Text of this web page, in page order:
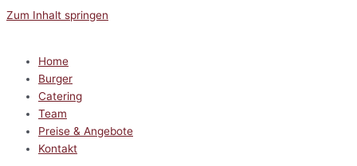
Zum Inhalt springen
Home
Burger
Catering
Team
Preise & Angebote
Kontakt